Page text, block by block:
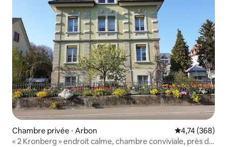
Chambre privée ⋅ Arbon Évaluation
4,74 (368)
« 2 Kronberg » endroit calme, chambre conviviale, près du